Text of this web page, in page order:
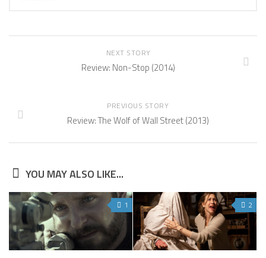
NEXT STORY
Review: Non-Stop (2014)
PREVIOUS STORY
Review: The Wolf of Wall Street (2013)
YOU MAY ALSO LIKE...
1 2